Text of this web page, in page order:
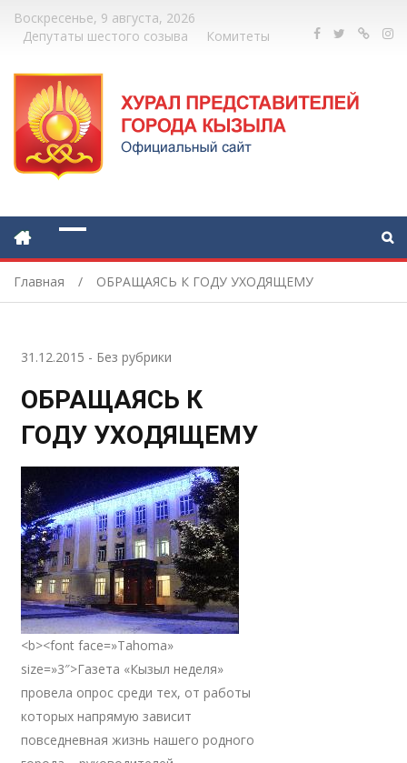
Воскресенье, 9 августа, 2026
Депутаты шестого созыва
Комитеты
Главная ОБРАЩАЯСЬ К ГОДУ УХОДЯЩЕМУ
31.12.2015 - Без рубрики
ОБРАЩАЯСЬ К
ГОДУ УХОДЯЩЕМУ
<b><font face=»Tahoma»
size=»3″>Газета «Кызыл неделя»
провела опрос среди тех, от работы
которых напрямую зависит
повседневная жизнь нашего родного